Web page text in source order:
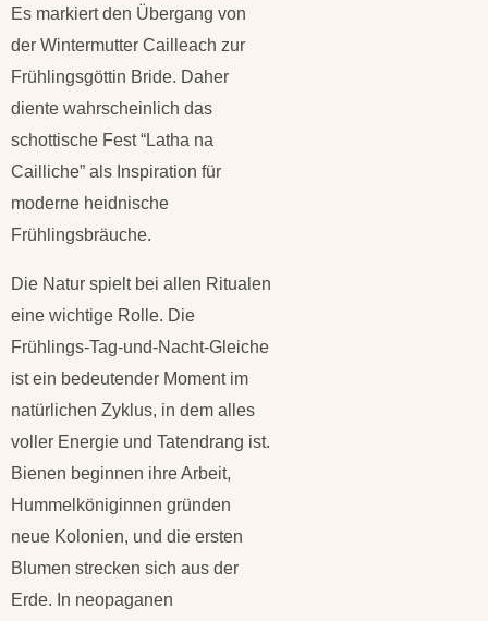
Es markiert den Übergang von
der Wintermutter Cailleach zur
Frühlingsgöttin Bride. Daher
diente wahrscheinlich das
schottische Fest “Latha na
Cailliche” als Inspiration für
moderne heidnische
Frühlingsbräuche.
Die Natur spielt bei allen Ritualen
eine wichtige Rolle. Die
Frühlings-Tag-und-Nacht-Gleiche
ist ein bedeutender Moment im
natürlichen Zyklus, in dem alles
voller Energie und Tatendrang ist.
Bienen beginnen ihre Arbeit,
Hummelköniginnen gründen
neue Kolonien, und die ersten
Blumen strecken sich aus der
Erde. In neopaganen